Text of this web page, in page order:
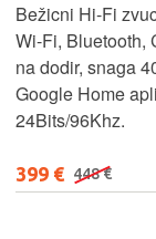
Bežicni Hi-Fi
Wi-Fi, Bluetooth,
na dodir, snaga
Google Home
24Bits/96Khz.
399 € 448 €